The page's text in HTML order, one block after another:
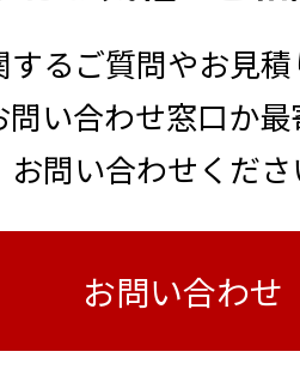
するご質問やお見
問い合わせ窓口か
お問い合わせくだ
お問い合わせ